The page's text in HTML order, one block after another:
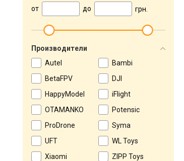
от
до грн.
Производители
Autel
Bambi
BetaFPV
DJI
HappyModel
iFlight
OTAMANKO
Potensic
ProDrone
Syma
UFT
WL Toys
Xiaomi
ZIPP Toys